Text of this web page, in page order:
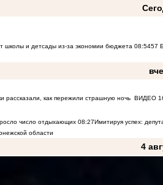
школы и детсады из-за экономии бюджета 08:5457
как пережили страшную ночь ВИДЕО
число отдыхающих 08:27Имитируя успех:
области
4